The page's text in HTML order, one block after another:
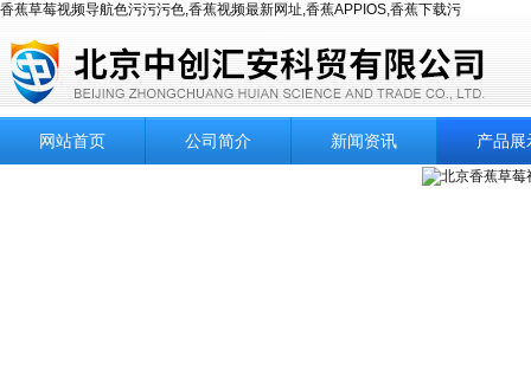
香蕉草莓视频导航色污污污色,香蕉视频最新网址,香蕉APPIOS,香蕉下载污
网站首页 公司简介 新闻资讯 产品展